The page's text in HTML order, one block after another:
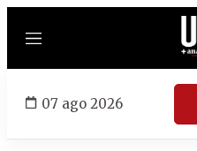
Menú
07 ago 2026